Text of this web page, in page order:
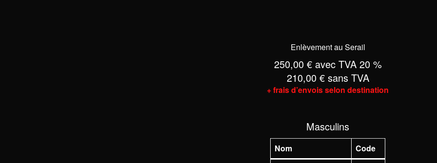
Enlèvement au Serail
250,00 € avec TVA 20 %
210,00 € sans TVA
+ frais d’envois selon destination
Masculins
Nom
Code